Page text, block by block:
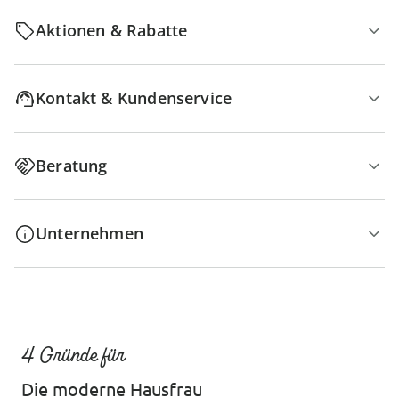
Aktionen & Rabatte
Kontakt & Kundenservice
Beratung
Unternehmen
4 Gründe für
Die moderne Hausfrau